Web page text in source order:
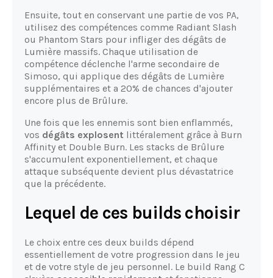
Ensuite, tout en conservant une partie de vos PA,
utilisez des compétences comme Radiant Slash
ou Phantom Stars pour infliger des dégâts de
Lumière massifs. Chaque utilisation de
compétence déclenche l'arme secondaire de
Simoso, qui applique des dégâts de Lumière
supplémentaires et a 20% de chances d'ajouter
encore plus de Brûlure.
Une fois que les ennemis sont bien enflammés,
vos dégâts explosent littéralement grâce à Burn
Affinity et Double Burn. Les stacks de Brûlure
s'accumulent exponentiellement, et chaque
attaque subséquente devient plus dévastatrice
que la précédente.
Lequel de ces builds choisir
Le choix entre ces deux builds dépend
essentiellement de votre progression dans le jeu
et de votre style de jeu personnel. Le build Rang C